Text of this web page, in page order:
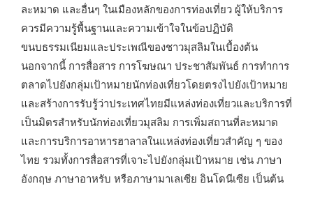
ละหมาด และอื่นๆ ในเมืองหลักของการท่องเที่ยว ผู้ให้บริการ
ควรมีความรู้พื้นฐานและความเข้าใจในข้อปฏิบัติ
ขนบธรรมเนียมและประเพณีของชาวมุสลิมในเบื้องต้น
นอกจากนี้ การสื่อสาร การโฆษณา ประชาสัมพันธ์ การทำการ
ตลาดไปยังกลุ่มเป้าหมายนักท่องเที่ยวโดยตรงไปยังเป้าหมาย
และสร้างการรับรู้ว่าประเทศไทยมีแหล่งท่องเที่ยวและบริการที่
เป็นมิตรสำหรับนักท่องเที่ยวมุสลิม การเพิ่มสถานที่ละหมาด
และการบริการอาหารฮาลาลในแหล่งท่องเที่ยวสำคัญ ๆ ของ
ไทย รวมทั้งการสื่อสารที่เจาะไปยังกลุ่มเป้าหมาย เช่น ภาษา
อังกฤษ ภาษาอาหรับ หรือภาษามาเลเซีย อินโดนีเซีย เป็นต้น